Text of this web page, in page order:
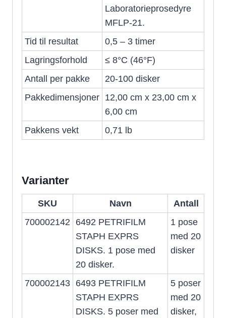
Laboratorieprosedyre
MFLP-21.
Tid til resultat
0,5 – 3 timer
Lagringsforhold
≤ 8°C (46°F)
Antall per pakke
20-100 disker
Pakkedimensjoner 12,00 cm x 23,00 cm x
6,00 cm
Pakkens vekt
0,71 lb
Varianter
SKU Navn
Antall
700002142
6492 PETRIFILM
STAPH EXPRS
DISKS. 1 pose med
20 disker.
1 pose
med 20
disker
700002143 6493 PETRIFILM
STAPH EXPRS
DISKS. 5 poser med
5 poser
med 20
disker,